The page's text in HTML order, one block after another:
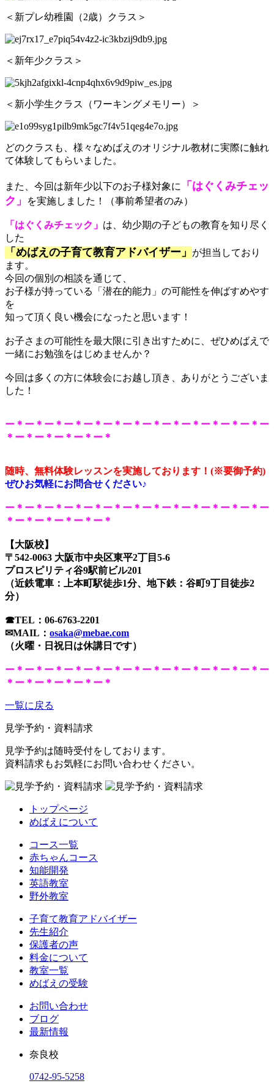
＜新プレ幼稚園（2歳）クラス＞
＜新年少クラス＞
＜新小学生クラス（ワーキングメモリー）＞
どのクラスも、様々なめばえのオリジナル教材に実際に触れ
て体験してもらいました。
また、今回は新年少以下のお子様対象に
「はぐくみチェッ
ク」
を実施しました！（事前希望者のみ）
「はぐくみチェック」 は、幼少期の子どもの教育を知り尽く
した
「めばえの子育て教育アドバイザー」
が担当しており
ます。
今回の個別の相談を通じて、
お子様が持っている「潜在的能力」の可能性を伸ばすめやす
を
知って頂く良い機会になったと思います！
お子さまの可能性を最大限に引き出すために、ぜひめばえで
一緒にお勉強をはじめませんか？
今回は多くの方に体験会にお越し頂き、ありがとうございま
した！
ー ＊ー＊ー＊ー＊ー＊ー＊ー＊ー＊ー＊ー＊ー＊ー＊ー＊ー
＊ー＊ー＊ー＊ー＊ー＊
随時、無料体験レッスンを実施しております！(※要御予約)
ぜひお気軽にお問合せください♪
ー＊ー＊ー＊ー＊ー＊ー＊ー＊ー＊ー＊ー＊ー＊ー＊ー＊ー
＊ー＊ー＊ー＊ー＊ー＊
【大阪校】
〒542-0063 大阪市中央区東平2丁目5-6
プロスピリティ谷9駅前ビル201
（近鉄電車：上本町駅徒歩1分、地下鉄：谷町9丁目徒歩2
分）
☎TEL：06-6763-2201
✉MAIL： osaka@mebae.com
（火曜・日祝日は休講日です）
ー＊ー＊ー＊ー＊ー＊ー＊ー＊ー＊ー＊ー＊ー＊ー＊ー＊ー
＊ー＊ー＊ー＊ー＊ ー＊
一覧に戻る
見学予約・資料請求
見学予約は随時受付をしております。
資料請求もお気軽にお問い合わせください。
トップページ
めばえについて
コース一覧
赤ちゃんコース
知能開発
英語教室
野外教室
子育て教育アドバイザー
先生紹介
保護者の声
料金について
教室一覧
めばえの受験
お問い合わせ
ブログ
最新情報
奈良校
0742-95-5258